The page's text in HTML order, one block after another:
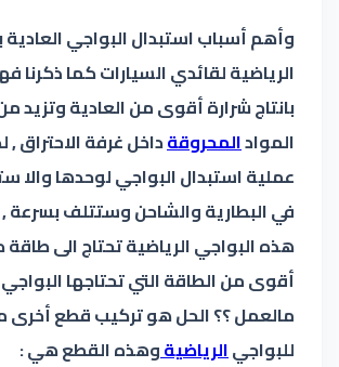
وأهم أسباب استبدال البواجي العادية
الرياضية لقائدي السيارات كما ذكرنا
بانتاج شرارة أقوى من العادية وتزيد
الموادالمحروقةداخل غرفة الاحتراق
عملية استبدال البواجي لوحدها والا
في البطارية والشاحن وستتلف بسرعة ,
هذه البواجي الرياضية تحتاج الى طاقة
أقوى من الطاقة التي تحتاجها البواجي
مالعمل ؟؟ الحل هو تركيب قطع أخرى
للبواجيالرياضيةوهذه القطع هي :